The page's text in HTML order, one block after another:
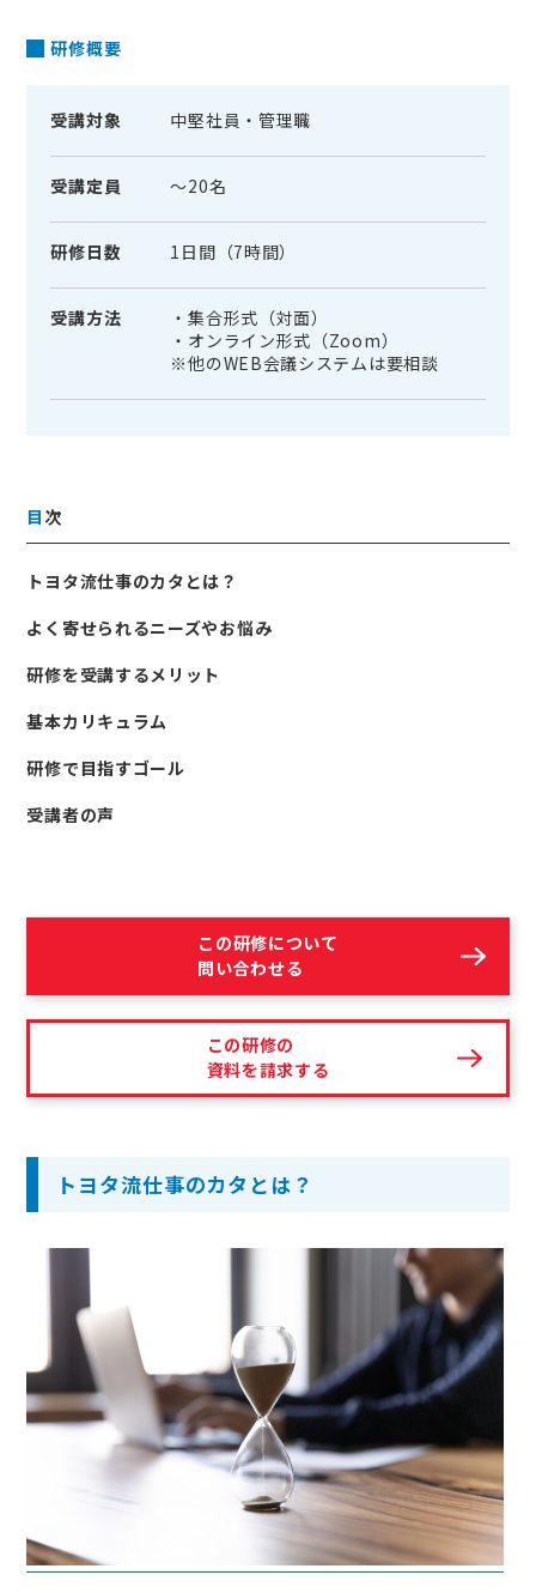
研修概要
受講対象 中堅社員・管理職
受講定員 ～20名
研修日数 1日間（7時間）
受講方法
・集合形式（対面）
・オンライン形式（Zoom）
※他のWEB会議システムは要相談
目 次
トヨタ流仕事のカタとは？
よく寄せられるニーズやお悩み
研修を受講するメリット
基本カリキュラム
研修で目指すゴール
受講者の声
この研修について
問い合わせる
この研修の
資料を請求する
トヨタ流仕事のカタとは？